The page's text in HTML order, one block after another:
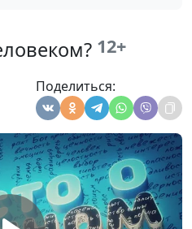
12+
Поделиться:
священнослужитель
священнослужитель
священнослужитель
Антон Бойков,
священнослужитель
#37